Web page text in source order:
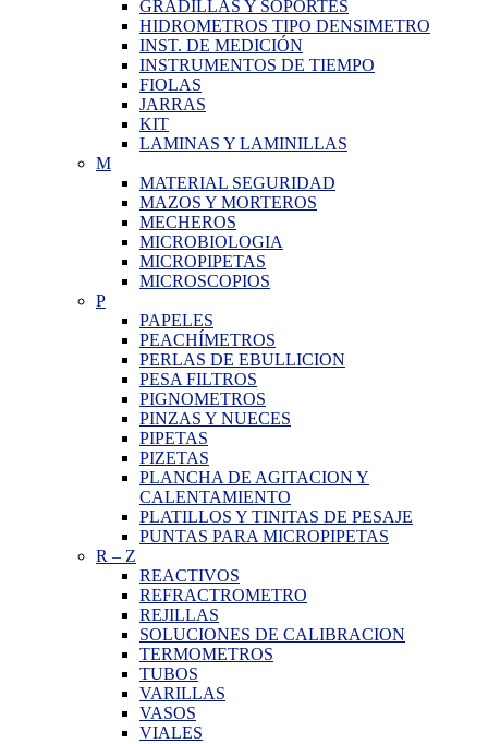
GRADILLAS Y SOPORTES
HIDROMETROS TIPO DENSIMETRO
INST. DE MEDICIÓN
INSTRUMENTOS DE TIEMPO
FIOLAS
JARRAS
KIT
LAMINAS Y LAMINILLAS
M
MATERIAL SEGURIDAD
MAZOS Y MORTEROS
MECHEROS
MICROBIOLOGIA
MICROPIPETAS
MICROSCOPIOS
P
PAPELES
PEACHÍMETROS
PERLAS DE EBULLICION
PESA FILTROS
PIGNOMETROS
PINZAS Y NUECES
PIPETAS
PIZETAS
PLANCHA DE AGITACION Y
CALENTAMIENTO
PLATILLOS Y TINITAS DE PESAJE
PUNTAS PARA MICROPIPETAS
R – Z
REACTIVOS
REFRACTROMETRO
REJILLAS
SOLUCIONES DE CALIBRACION
TERMOMETROS
TUBOS
VARILLAS
VASOS
VIALES